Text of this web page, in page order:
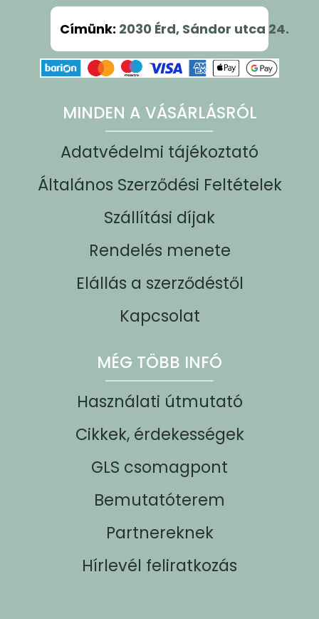
MINDEN A VÁSÁRLÁSRÓL
Adatvédelmi tájékoztató
Általános Szerződési Feltételek
Szállítási díjak
Rendelés menete
Elállás a szerződéstől
Kapcsolat
MÉG TÖBB INFÓ
Használati útmutató
Cikkek, érdekességek
GLS csomagpont
Bemutatóterem
Partnereknek
Hírlevél feliratkozás
Címünk: 2030 Érd, Sándor utca 24.